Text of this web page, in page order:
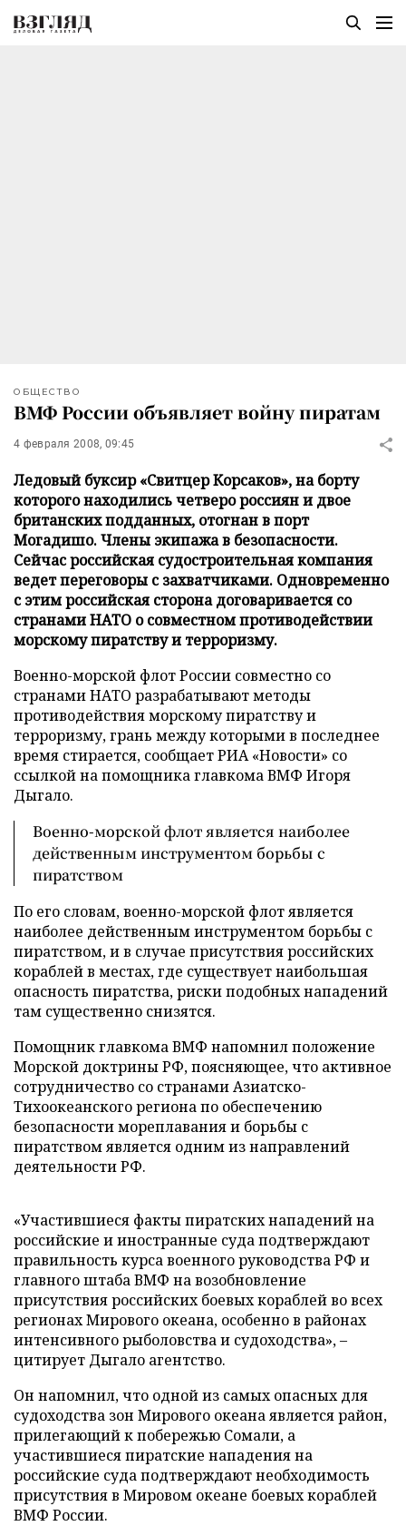
ОБЩЕСТВО
ВМФ России объявляет войну пиратам
4 февраля 2008, 09:45
Ледовый буксир «Свитцер Корсаков», на борту
которого находились четверо россиян и двое
британских подданных, отогнан в порт
Могадишо. Члены экипажа в безопасности.
Сейчас российская судостроительная компания
ведет переговоры с захватчиками. Одновременно
с этим российская сторона договаривается со
странами НАТО о совместном противодействии
морскому пиратству и терроризму.
Военно-морской флот России совместно со
странами НАТО разрабатывают методы
противодействия морскому пиратству и
терроризму, грань между которыми в последнее
время стирается, сообщает РИА «Новости» со
ссылкой на помощника главкома ВМФ Игоря
Дыгало.
Военно-морской флот является наиболее
действенным инструментом борьбы с
пиратством
По его словам, военно-морской флот является
наиболее действенным инструментом борьбы с
пиратством, и в случае присутствия российских
кораблей в местах, где существует наибольшая
опасность пиратства, риски подобных нападений
там существенно снизятся.
Помощник главкома ВМФ напомнил положение
Морской доктрины РФ, поясняющее, что активное
сотрудничество со странами Азиатско-
Тихоокеанского региона по обеспечению
безопасности мореплавания и борьбы с
пиратством является одним из направлений
деятельности РФ.
«Участившиеся факты пиратских нападений на
российские и иностранные суда подтверждают
правильность курса военного руководства РФ и
главного штаба ВМФ на возобновление
присутствия российских боевых кораблей во всех
регионах Мирового океана, особенно в районах
интенсивного рыболовства и судоходства», –
цитирует Дыгало агентство.
Он напомнил, что одной из самых опасных для
судоходства зон Мирового океана является район,
прилегающий к побережью Сомали, а
участившиеся пиратские нападения на
российские суда подтверждают необходимость
присутствия в Мировом океане боевых кораблей
ВМФ России.